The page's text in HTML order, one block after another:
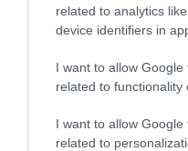
related to analytics
device identifiers in
I want to allow
related to functionality
I want to allow
related to